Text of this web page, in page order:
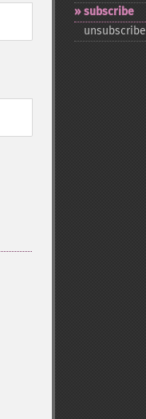
subscribe
unsubscribe